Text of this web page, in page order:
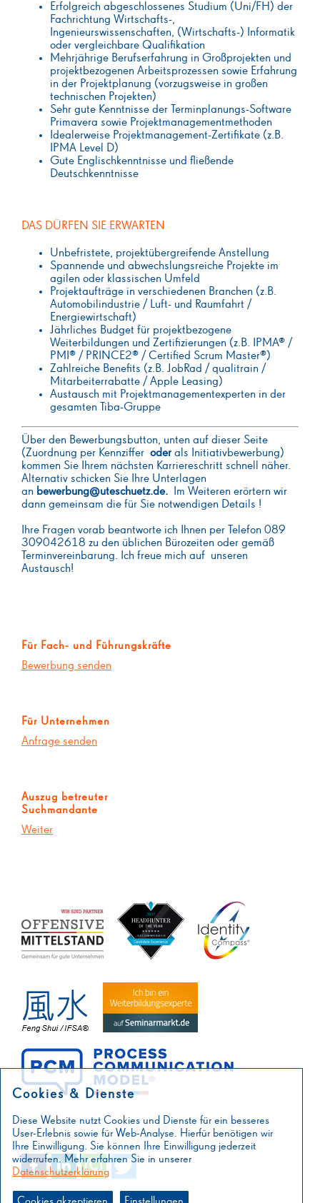
Erfolgreich abgeschlossenes Studium (Uni/FH) der
Fachrichtung Wirtschafts-,
Ingenieurswissenschaften, (Wirtschafts-) Informatik
oder vergleichbare Qualifikation
Mehrjährige Berufserfahrung in Großprojekten und
projektbezogenen Arbeitsprozessen sowie Erfahrung
in der Projektplanung (vorzugsweise in großen
technischen Projekten)
Sehr gute Kenntnisse der Terminplanungs-Software
Primavera sowie Projektmanagementmethoden
Idealerweise Projektmanagement-Zertifikate (z.B.
IPMA Level D)
Gute Englischkenntnisse und fließende
Deutschkenntnisse
DAS DÜRFEN SIE ERWARTEN
Unbefristete, projektübergreifende Anstellung
Spannende und abwechslungsreiche Projekte im
agilen oder klassischen Umfeld
Projektaufträge in verschiedenen Branchen (z.B.
Automobilindustrie / Luft- und Raumfahrt /
Energiewirtschaft)
Jährliches Budget für projektbezogene
Weiterbildungen und Zertifizierungen (z.B. IPMA® /
PMI® / PRINCE2® / Certified Scrum Master®)
Zahlreiche Benefits (z.B. JobRad / qualitrain /
Mitarbeiterrabatte / Apple Leasing)
Austausch mit Projektmanagementexperten in der
gesamten Tiba-Gruppe
Über den Bewerbungsbutton, unten auf dieser Seite
(Zuordnung per Kennziffer oder als Initiativbewerbung)
kommen Sie Ihrem nächsten Karriereschritt schnell näher.
Alternativ schicken Sie Ihre Unterlagen
an bewerbung@uteschuetz.de.
Im Weiteren erörtern wir
dann gemeinsam die für Sie notwendigen Details !
Ihre Fragen vorab beantworte ich Ihnen per Telefon 089
309042618 zu den üblichen Bürozeiten oder gemäß
Terminvereinbarung. Ich freue mich auf unseren
Austausch!
Für Fach- und Führungskräfte
Bewerbung senden
Für Unternehmen
Anfrage senden
Auszug betreuter
Suchmandante
Weiter
Cookies & Dienste
Diese Website nutzt Cookies und Dienste für ein besseres
User-Erlebnis sowie für Web-Analyse. Hierfür benötigen wir
Ihre Einwilligung. Sie können Ihre Einwilligung jederzeit
widerrufen. Mehr erfahren Sie in unserer
Datenschutzerklärung